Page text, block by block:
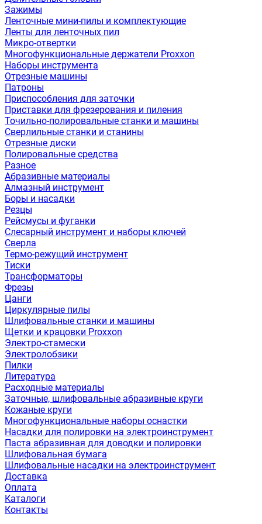
Зажимы
Ленточные мини-пилы и комплектующие
Ленты для ленточных пил
Микро-отвертки
Многофункциональные держатели Proxxon
Наборы инструмента
Отрезные машины
Патроны
Приспособления для заточки
Приставки для фрезерования и пиления
Точильно-полировальные станки и машины
Сверлильные станки и станины
Отрезные диски
Полировальные средства
Разное
Абразивные материалы
Алмазный инструмент
Боры и насадки
Резцы
Рейсмусы и фуганки
Слесарный инструмент и наборы ключей
Сверла
Термо-режущий инструмент
Тиски
Трансформаторы
Фрезы
Цанги
Циркулярные пилы
Шлифовальные станки и машины
Щетки и крацовки Proxxon
Электро-стамески
Электролобзики
Пилки
Литература
Расходные материалы
Заточные, шлифовальные абразивные круги
Кожаные круги
Многофункциональные наборы оснастки
Насадки для полировки на электроинструмент
Паста абразивная для доводки и полировки
Шлифовальная бумага
Шлифовальные насадки на электроинструмент
Доставка
Оплата
Каталоги
Контакты